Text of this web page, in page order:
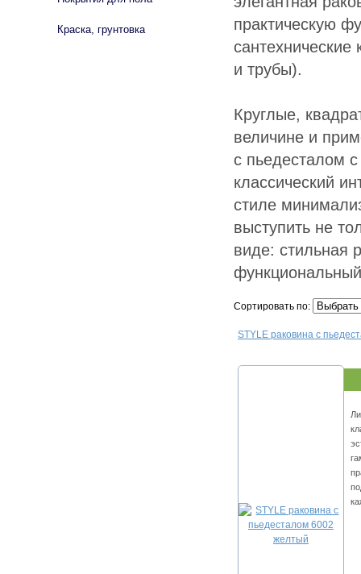
практическую
и трубы).
Круглые,
величине и
с пьедесталом
классический
стиле
выступить не
виде: стильная
Сортировать по:
STYLE раковина с
Краска, грунтовка